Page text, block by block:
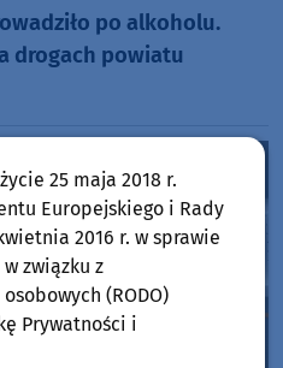
po alkoholu.
drogach powiatu
25 maja 2018 r.
Europejskiego i Rady
2016 r. w sprawie
związku z
(RODO)
Prywatności i